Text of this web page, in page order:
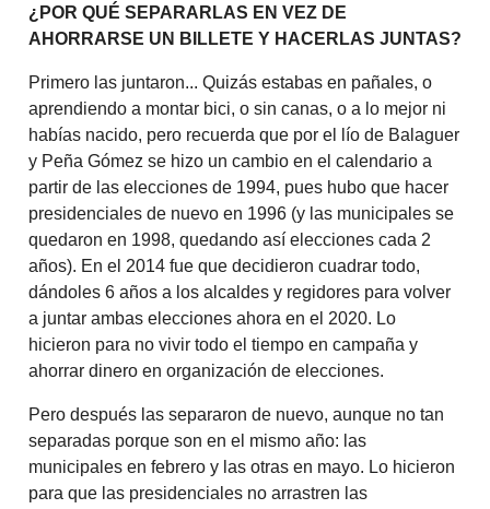
¿POR QUÉ SEPARARLAS EN VEZ DE
AHORRARSE UN BILLETE Y HACERLAS JUNTAS?
Primero las juntaron... Quizás estabas en pañales, o
aprendiendo a montar bici, o sin canas, o a lo mejor ni
habías nacido, pero recuerda que por el lío de Balaguer
y Peña Gómez se hizo un cambio en el calendario a
partir de las elecciones de 1994, pues hubo que hacer
presidenciales de nuevo en 1996 (y las municipales se
quedaron en 1998, quedando así elecciones cada 2
años). En el 2014 fue que decidieron cuadrar todo,
dándoles 6 años a los alcaldes y regidores para volver
a juntar ambas elecciones ahora en el 2020. Lo
hicieron para no vivir todo el tiempo en campaña y
ahorrar dinero en organización de elecciones.
Pero después las separaron de nuevo, aunque no tan
separadas porque son en el mismo año: las
municipales en febrero y las otras en mayo. Lo hicieron
para que las presidenciales no arrastren las